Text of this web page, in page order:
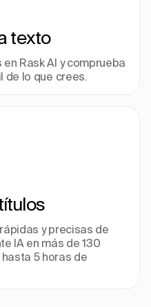
texto
Rask AI y comprueba
de lo que crees.
y precisas de
IA en más de 130
5 horas de